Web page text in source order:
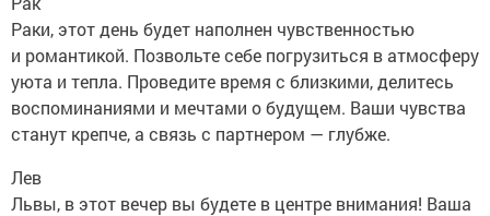
Раки, этот день будет наполнен чувственностью
и романтикой. Позвольте себе погрузиться в атмосферу
уюта и тепла. Проведите время с близкими, делитесь
воспоминаниями и мечтами о будущем. Ваши чувства
станут крепче, а связь с партнером — глубже.
Лев
Львы, в этот вечер вы будете в центре внимания! Ваша